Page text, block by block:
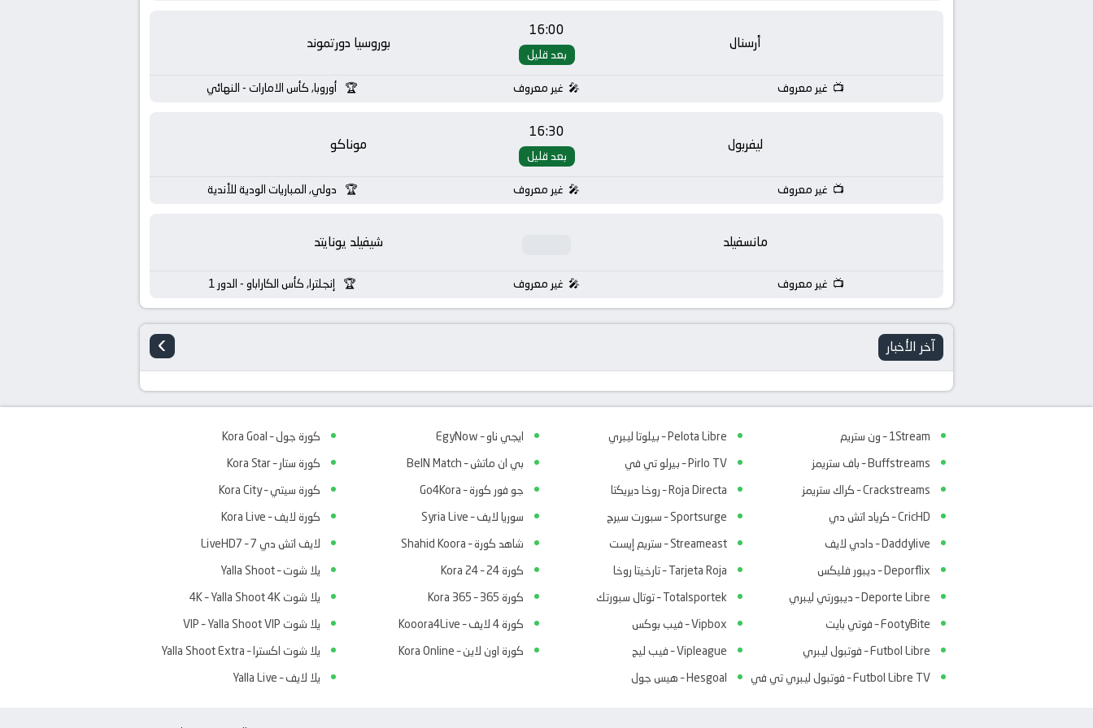
أرسنال
16:00
بعد قليل
بوروسيا دورتموند
غير معروف غير معروف أوروبا, كأس الامارات - النهائي
ليفربول
16:30
بعد قليل
موناكو
غير معروف غير معروف دولي, المباريات الودية للأندية
مانسفيلد شيفيلد يونايتد
غير معروف غير معروف إنجلترا, كأس الكاراباو - الدور 1
آخر الأخبار ›
1Stream – ون ستريم
Buffstreams – باف ستريمز
Crackstreams – كراك ستريمز
CricHD – كرياد اتش دي
Daddylive – دادي لايف
Deporflix – ديبور فليكس
Deporte Libre – ديبورتي ليبري
FootyBite – فوتي بايت
Futbol Libre – فوتبول ليبري
Futbol Libre TV – فوتبول ليبري تي في
Pelota Libre – بيلوتا ليبري
Pirlo TV – بيرلو تي في
Roja Directa – روخا ديريكتا
Sportsurge – سبورت سيرج
Streameast – ستريم إيست
Tarjeta Roja – تارخيتا روخا
Totalsportek – توتال سبورتك
Vipbox – فيب بوكس
Vipleague – فيب ليج
Hesgoal – هيس جول
ايجي ناو – EgyNow
بي ان ماتش – BeIN Match
جو فور كورة – Go4Kora
سوريا لايف – Syria Live
شاهد كورة – Shahid Koora
كورة 24 – Kora 24
كورة 365 – Kora 365
كورة 4 لايف – Kooora4Live
كورة اون لاين – Kora Online
كورة جول – Kora Goal
كورة ستار – Kora Star
كورة سيتي – Kora City
كورة لايف – Kora Live
لايف اتش دي 7 – LiveHD7
يلا شوت – Yalla Shoot
يلا شوت 4K – Yalla Shoot 4K
يلا شوت VIP – Yalla Shoot VIP
يلا شوت اكسترا – Yalla Shoot Extra
يلا لايف – Yalla Live